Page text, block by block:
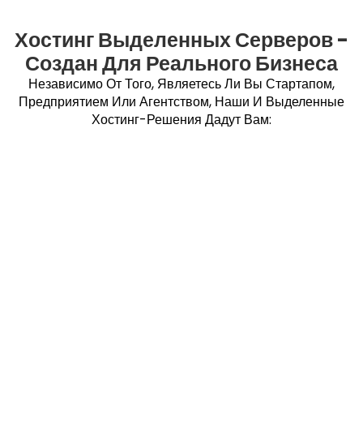
Хостинг Выделенных Серверов -
Создан Для Реального Бизнеса
Независимо От Того, Являетесь Ли Вы Стартапом,
Предприятием Или Агентством, Наши И Выделенные
Хостинг-Решения Дадут Вам: